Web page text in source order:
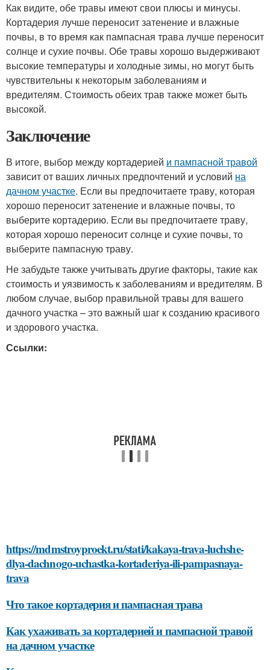
Как видите, обе травы имеют свои плюсы и минусы.
Кортадерия лучше переносит затенение и влажные
почвы, в то время как пампасная трава лучше переносит
солнце и сухие почвы. Обе травы хорошо выдерживают
высокие температуры и холодные зимы, но могут быть
чувствительны к некоторым заболеваниям и
вредителям. Стоимость обеих трав также может быть
высокой.
Заключение
В итоге, выбор между кортадерией и пампасной травой
зависит от ваших личных предпочтений и условий на
дачном участке. Если вы предпочитаете траву, которая
хорошо переносит затенение и влажные почвы, то
выберите кортадерию. Если вы предпочитаете траву,
которая хорошо переносит солнце и сухие почвы, то
выберите пампасную траву.
Не забудьте также учитывать другие факторы, такие как
стоимость и уязвимость к заболеваниям и вредителям. В
любом случае, выбор правильной травы для вашего
дачного участка – это важный шаг к созданию красивого
и здорового участка.
Ссылки:
https://mdmstroyproekt.ru/stati/kakaya-trava-luchshe-
dlya-dachnogo-uchastka-kortaderiya-ili-pampasnaya-
trava
Что такое кортадерия и пампасная трава
Как ухаживать за кортадерией и пампасной травой
на дачном участке